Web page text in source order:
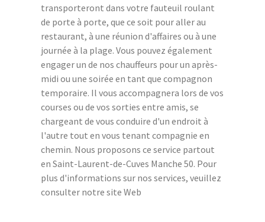
transporteront dans votre fauteuil roulant
de porte à porte, que ce soit pour aller au
restaurant, à une réunion d'affaires ou à une
journée à la plage. Vous pouvez également
engager un de nos chauffeurs pour un après-
midi ou une soirée en tant que compagnon
temporaire. Il vous accompagnera lors de vos
courses ou de vos sorties entre amis, se
chargeant de vous conduire d'un endroit à
l'autre tout en vous tenant compagnie en
chemin. Nous proposons ce service partout
en Saint-Laurent-de-Cuves Manche 50. Pour
plus d'informations sur nos services, veuillez
consulter notre site Web